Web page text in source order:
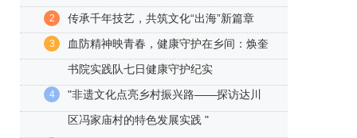
2 传承千年技艺，共筑文化“出海”新篇章
3
血防精神映青春，健康守护在乡间：焕奎
书院实践队七日健康守护纪实
4
"非遗文化点亮乡村振兴路——探访达川
区冯家庙村的特色发展实践 "